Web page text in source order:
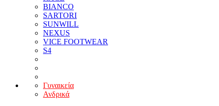
BIANCO
SARTORI
SUNWILL
NEXUS
VICE FOOTWEAR
S4
Γυναικεία
Ανδρικά